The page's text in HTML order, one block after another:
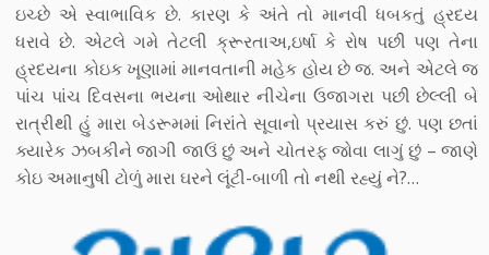
ઇચ્છે એ સ્વાભાવિક છે. કારણ કે અંતે તો માનવી ધબકતું હ્રદય
ધરાવે છે. એટલે ગમે તેટલી ક્રૂરતાઅ,ઇર્ષા કે રોષ પછી પણ તેના
હ્રદયના કોઇક ખૂણામાં માનવતાની મહેક હોય છે જ. અને એટલે જ
પાંચ પાંચ દિવસના ભયના ઓથાર નીચેના ઉજાગરા પછી છેલ્લી બે
રાત્રીથી હું મારા બેડરૂમમાં નિરાંતે સૂવાનો પ્રયાસ કરું છું. પણ છતાં
ક્યારેક ઝબકીને જાગી જાઉં છું અને ચોતરફ જોવા લાગું છું – જાણે
કોઇ અમાનુષી ટોળું મારા ઘરને લૂંટી-બાળી તો નથી રહ્યું ને?…